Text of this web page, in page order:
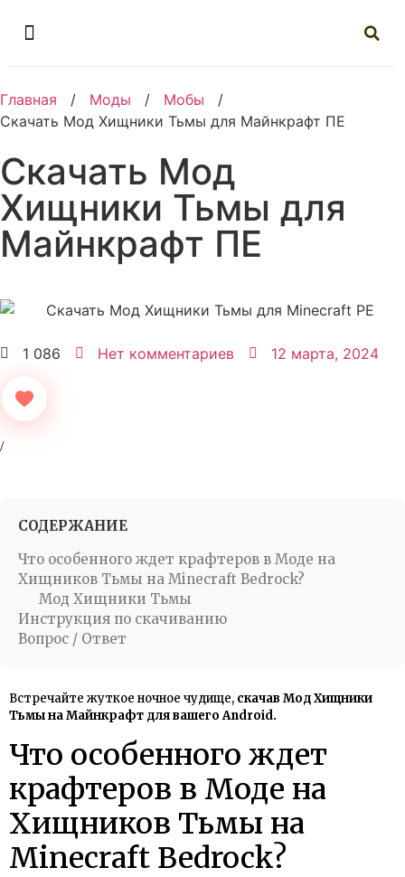
Главная / Моды / Мобы
/
Скачать Мод Хищники Тьмы для Майнкрафт ПЕ
Скачать Мод
Хищники Тьмы для
Майнкрафт ПЕ
1 086 Нет комментариев 12 марта, 2024
СОДЕРЖАНИЕ
Что особенного ждет крафтеров в Моде на
Хищников Тьмы на Minecraft Bedrock?
Мод Хищники Тьмы
Инструкция по скачиванию
Вопрос / Ответ
Встречайте жуткое ночное чудище, скачав Мод Хищники
Тьмы на Майнкрафт для вашего Android.
Что особенного ждет
крафтеров в Моде на
Хищников Тьмы на
Minecraft Bedrock?